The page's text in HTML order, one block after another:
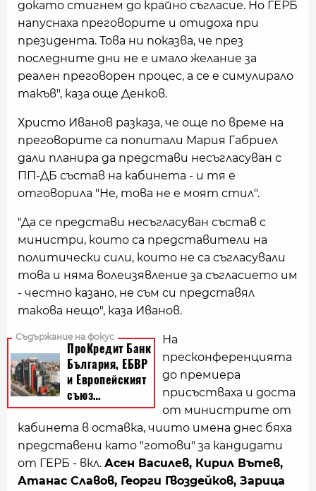
докато стигнем до крайно съгласие. Но ГЕРБ
напуснаха преговорите и отидоха при
президента. Това ни показва, че през
последните дни не е имало желание за
реален преговорен процес, а се е симулирало
такъв", каза още Денков.
Христо Иванов разказа, че още по време на
преговорите са попитали Мария Габриел
дали планира да представи несъгласуван с
ПП-ДБ състав на кабинета - и тя е
отговорила "Не, това не е моят стил".
"Да се представи несъгласуван състав с
министри, които са представители на
политически сили, които не са съгласували
това и няма волеизявление за съгласието им
- честно казано, не съм си представял
такова нещо", каза Иванов.
На
пресконференцията
до премиера
присъстваха и доста
от министрите от
кабинета в оставка, чиито имена днес бяха
представени като "готови" за кандидати
от ГЕРБ - вкл. Асен Василев, Кирил Вътев,
Атанас Славов, Георги Гвоздейков, Зарица